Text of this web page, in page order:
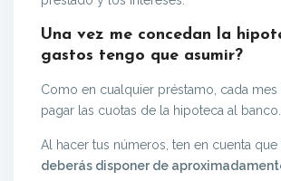
Una vez me concedan la
gastos tengo que asumir?
Como en cualquier préstamo, cada mes
pagar las cuotas de la hipoteca al banco.
Al hacer tus números, ten en cuenta que
deberás disponer de